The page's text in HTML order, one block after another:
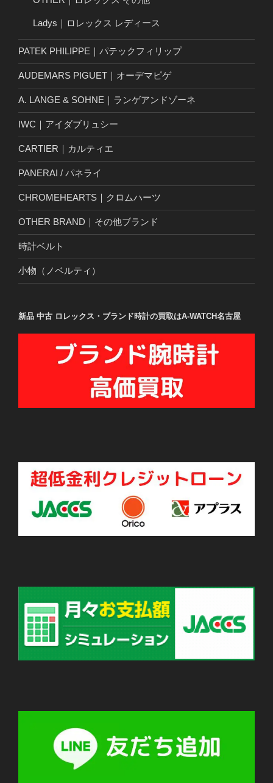
Ladys｜ロレックス レディース
PATEK PHILIPPE｜パテックフィリップ
AUDEMARS PIGUET｜オーデマピゲ
A. LANGE & SOHNE｜ランゲアンドゾーネ
IWC｜アイダブリュシー
CARTIER｜カルティエ
PANERAI / パネライ
CHROMEHEARTS｜クロムハーツ
OTHER BRAND｜その他ブランド
時計ベルト
小物（ノベルティ）
新品 中古 ロレックス・ブランド時計の買取はA-WATCH名古屋